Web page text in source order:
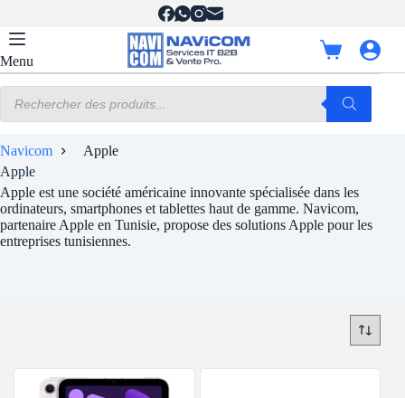
contenu
Menu
Panier
d’achat
produits
Navicom
Apple
Apple
Apple est une société américaine innovante spécialisée dans les
ordinateurs, smartphones et tablettes haut de gamme. Navicom,
partenaire Apple en Tunisie, propose des solutions Apple pour les
entreprises tunisiennes.